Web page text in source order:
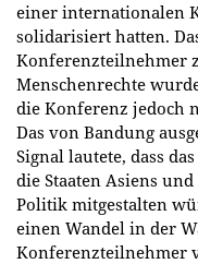
einer internationalen
solidarisiert hatten.
Konferenzteilnehmer
Menschenrechte
die Konferenz jedoch
Das von Bandung
Signal lautete, dass
die Staaten Asiens
Politik mitgestalten
einen Wandel in der
Konferenzteilnehmer